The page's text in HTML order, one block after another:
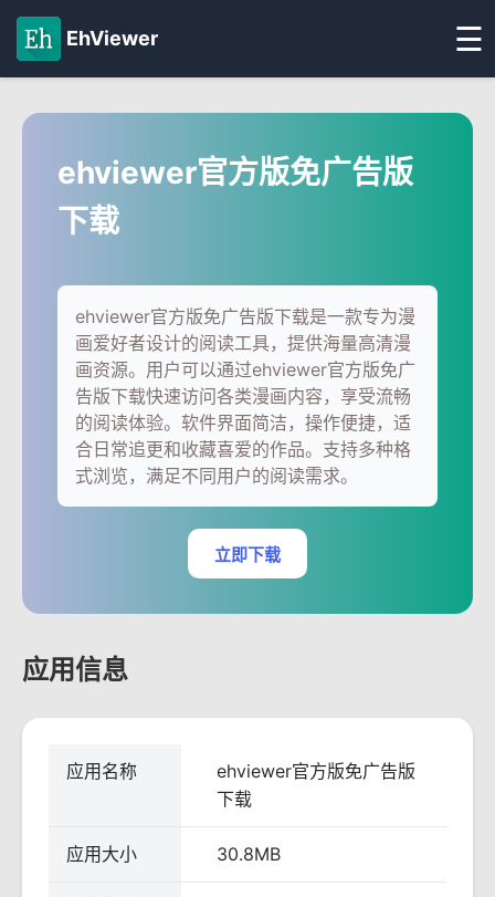
EhViewer ☰
ehviewer官方版免广告版
下载
ehviewer官方版免广告版下载是一款专为漫
画爱好者设计的阅读工具，提供海量高清漫
画资源。用户可以通过ehviewer官方版免广
告版下载快速访问各类漫画内容，享受流畅
的阅读体验。软件界面简洁，操作便捷，适
合日常追更和收藏喜爱的作品。支持多种格
式浏览，满足不同用户的阅读需求。
立即下载
应用信息
应用名称
ehviewer官方版免广告版
下载
应用大小 30.8MB